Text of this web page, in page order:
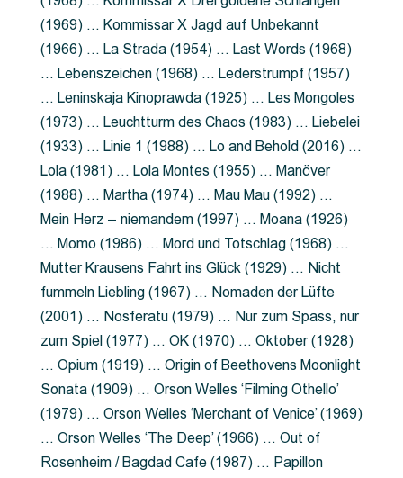
(1969) … Kommissar X Jagd auf Unbekannt
(1966) … La Strada (1954) … Last Words (1968)
… Lebenszeichen (1968) … Lederstrumpf (1957)
… Leninskaja Kinoprawda (1925) … Les Mongoles
(1973) … Leuchtturm des Chaos (1983) … Liebelei
(1933) … Linie 1 (1988) … Lo and Behold (2016) …
Lola (1981) … Lola Montes (1955) … Manöver
(1988) … Martha (1974) … Mau Mau (1992) …
Mein Herz – niemandem (1997) … Moana (1926)
… Momo (1986) … Mord und Totschlag (1968) …
Mutter Krausens Fahrt ins Glück (1929) … Nicht
fummeln Liebling (1967) … Nomaden der Lüfte
(2001) … Nosferatu (1979) … Nur zum Spass, nur
zum Spiel (1977) … OK (1970) … Oktober (1928)
… Opium (1919) … Origin of Beethovens Moonlight
Sonata (1909) … Orson Welles ‘Filming Othello’
(1979) … Orson Welles ‘Merchant of Venice’ (1969)
… Orson Welles ‘The Deep’ (1966) … Out of
Rosenheim / Bagdad Cafe (1987) … Papillon